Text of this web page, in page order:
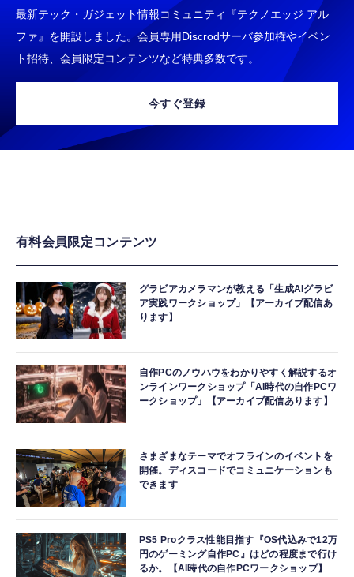
最新テック・ガジェット情報コミュニティ『テクノエッジ アル
ファ』を開設しました。会員専用Discrodサーバ参加権やイベン
ト招待、会員限定コンテンツなど特典多数です。
今すぐ登録
有料会員限定コンテンツ
グラビアカメラマンが教える「生成AIグラビ
ア実践ワークショップ」【アーカイブ配信あ
ります】
自作PCのノウハウをわかりやすく解説するオ
ンラインワークショップ「AI時代の自作PCワ
ークショップ」【アーカイブ配信あります】
さまざまなテーマでオフラインのイベントを
開催。ディスコードでコミュニケーションも
できます
PS5 Proクラス性能目指す『OS代込みで12万
円のゲーミング自作PC』はどの程度まで行け
るか。【AI時代の自作PCワークショップ】